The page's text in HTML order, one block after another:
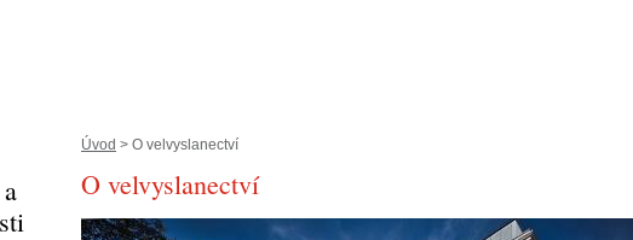
Úvod > O velvyslanectví
O velvyslanectví